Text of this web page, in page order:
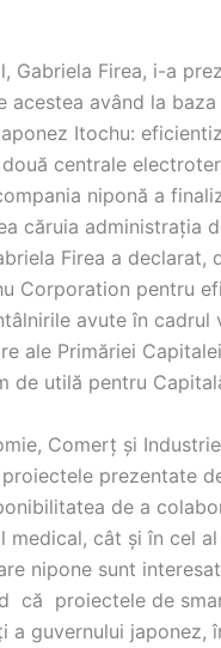
Gabriela Firea, i-a
având la
Itochu:
centrale
niponă a
căruia administrația
Firea a declarat,
Corporation pentru
avute în cadrul
ale Primăriei
utilă pentru
Comerț și
prezentate
de a
medical, cât și în cel
nipone sunt
că proiectele de
guvernului japonez,